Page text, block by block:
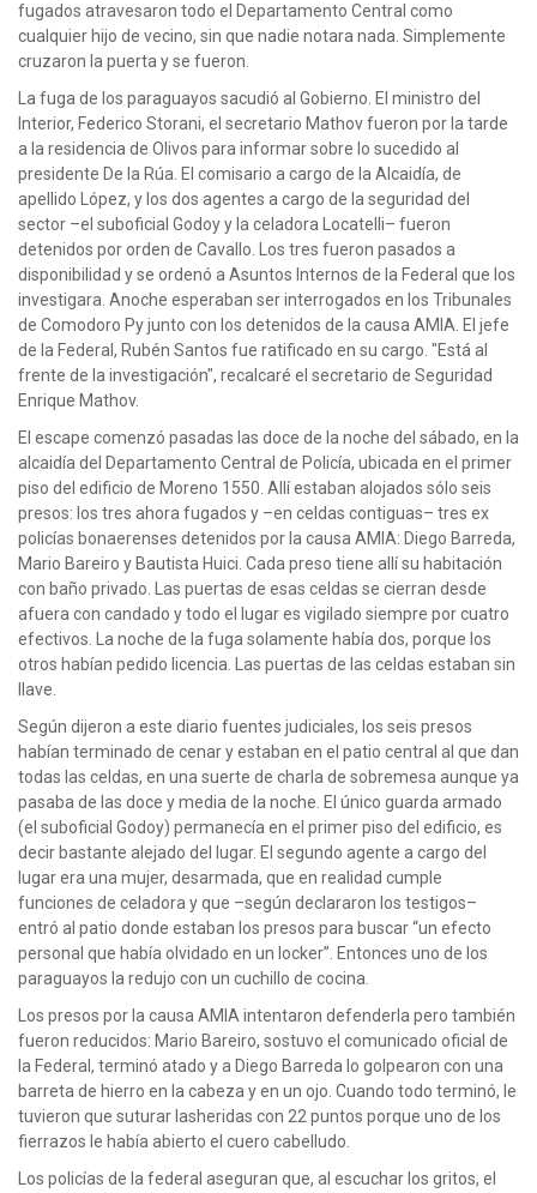
fugados atravesaron todo el Departamento Central como
cualquier hijo de vecino, sin que nadie notara nada. Simplemente
cruzaron la puerta y se fueron.
La fuga de los paraguayos sacudió al Gobierno. El ministro del
Interior, Federico Storani, el secretario Mathov fueron por la tarde
a la residencia de Olivos para informar sobre lo sucedido al
presidente De la Rúa. El comisario a cargo de la Alcaidía, de
apellido López, y los dos agentes a cargo de la seguridad del
sector –el suboficial Godoy y la celadora Locatelli– fueron
detenidos por orden de Cavallo. Los tres fueron pasados a
disponibilidad y se ordenó a Asuntos Internos de la Federal que los
investigara. Anoche esperaban ser interrogados en los Tribunales
de Comodoro Py junto con los detenidos de la causa AMIA. El jefe
de la Federal, Rubén Santos fue ratificado en su cargo. "Está al
frente de la investigación", recalcaré el secretario de Seguridad
Enrique Mathov.
El escape comenzó pasadas las doce de la noche del sábado, en la
alcaidía del Departamento Central de Policía, ubicada en el primer
piso del edificio de Moreno 1550. Allí estaban alojados sólo seis
presos: los tres ahora fugados y –en celdas contiguas– tres ex
policías bonaerenses detenidos por la causa AMIA: Diego Barreda,
Mario Bareiro y Bautista Huici. Cada preso tiene allí su habitación
con baño privado. Las puertas de esas celdas se cierran desde
afuera con candado y todo el lugar es vigilado siempre por cuatro
efectivos. La noche de la fuga solamente había dos, porque los
otros habían pedido licencia. Las puertas de las celdas estaban sin
llave.
Según dijeron a este diario fuentes judiciales, los seis presos
habían terminado de cenar y estaban en el patio central al que dan
todas las celdas, en una suerte de charla de sobremesa aunque ya
pasaba de las doce y media de la noche. El único guarda armado
(el suboficial Godoy) permanecía en el primer piso del edificio, es
decir bastante alejado del lugar. El segundo agente a cargo del
lugar era una mujer, desarmada, que en realidad cumple
funciones de celadora y que –según declararon los testigos–
entró al patio donde estaban los presos para buscar “un efecto
personal que había olvidado en un locker”. Entonces uno de los
paraguayos la redujo con un cuchillo de cocina.
Los presos por la causa AMIA intentaron defenderla pero también
fueron reducidos: Mario Bareiro, sostuvo el comunicado oficial de
la Federal, terminó atado y a Diego Barreda lo golpearon con una
barreta de hierro en la cabeza y en un ojo. Cuando todo terminó, le
tuvieron que suturar lasheridas con 22 puntos porque uno de los
fierrazos le había abierto el cuero cabelludo.
Los policías de la federal aseguran que, al escuchar los gritos, el